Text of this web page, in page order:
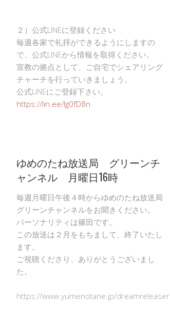
２）公式LINEに登録ください
毎週各家で礼拝ができるようにしますの
で、公式LINEから情報を取得ください。
宣教の拠点として、ご自宅でシェアリング
チャーチを行っていきましょう。
公式LINEにご登録下さい。
https://lin.ee/Ig0fD8n
ゆめのたね放送局 グリーンチ
ャンネル 月曜日16時
毎週月曜日午後４時からゆめのたね放送局
グリーンチャンネルをお聞きください。
パーソナリティは篠田です。
この放送は２月をもちまして、終了いたし
ます。
ご視聴くださり、ありがとうございまし
た。
https://www.yumenotane.jp/dreamreleaser